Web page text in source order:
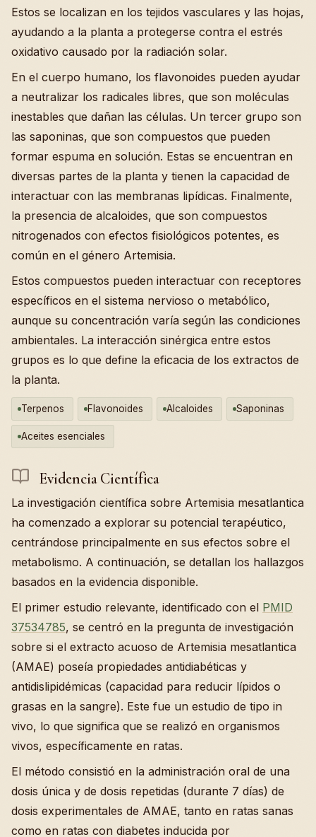
Estos se localizan en los tejidos vasculares y las hojas,
ayudando a la planta a protegerse contra el estrés
oxidativo causado por la radiación solar.
En el cuerpo humano, los flavonoides pueden ayudar
a neutralizar los radicales libres, que son moléculas
inestables que dañan las células. Un tercer grupo son
las saponinas, que son compuestos que pueden
formar espuma en solución. Estas se encuentran en
diversas partes de la planta y tienen la capacidad de
interactuar con las membranas lipídicas. Finalmente,
la presencia de alcaloides, que son compuestos
nitrogenados con efectos fisiológicos potentes, es
común en el género Artemisia.
Estos compuestos pueden interactuar con receptores
específicos en el sistema nervioso o metabólico,
aunque su concentración varía según las condiciones
ambientales. La interacción sinérgica entre estos
grupos es lo que define la eficacia de los extractos de
la planta.
Terpenos Flavonoides Alcaloides Saponinas
Aceites esenciales
Evidencia Científica
La investigación científica sobre Artemisia mesatlantica
ha comenzado a explorar su potencial terapéutico,
centrándose principalmente en sus efectos sobre el
metabolismo. A continuación, se detallan los hallazgos
basados en la evidencia disponible.
El primer estudio relevante, identificado con el PMID
37534785, se centró en la pregunta de investigación
sobre si el extracto acuoso de Artemisia mesatlantica
(AMAE) poseía propiedades antidiabéticas y
antidislipidémicas (capacidad para reducir lípidos o
grasas en la sangre). Este fue un estudio de tipo in
vivo, lo que significa que se realizó en organismos
vivos, específicamente en ratas.
El método consistió en la administración oral de una
dosis única y de dosis repetidas (durante 7 días) de
dosis experimentales de AMAE, tanto en ratas sanas
como en ratas con diabetes inducida por